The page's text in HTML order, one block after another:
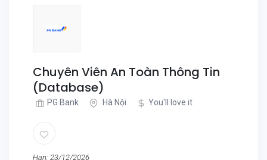
Chuyên Viên An Toàn Thông Tin
(Database)
PG Bank Hà Nội You'll love it
Hạn: 23/12/2026